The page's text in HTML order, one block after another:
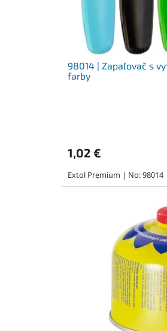
98014 | Zapaľovač s
farby
1,02 €
Extol Premium | No: 98014